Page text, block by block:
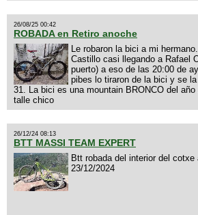
26/08/25 00:42
ROBADA en Retiro anoche
Le robaron la bici a mi
Castillo casi llegando a Rafael
puerto) a eso de las 20:00 de
pibes lo tiraron de la bici y se
31. La bici es una mountain BRONCO del
talle chico
26/12/24 08:13
BTT MASSI TEAM EXPERT
Btt robada del interior del cotxe
23/12/2024